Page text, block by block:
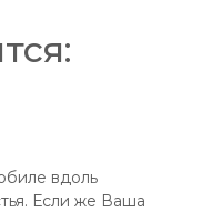
вдоль
Если же Ваша